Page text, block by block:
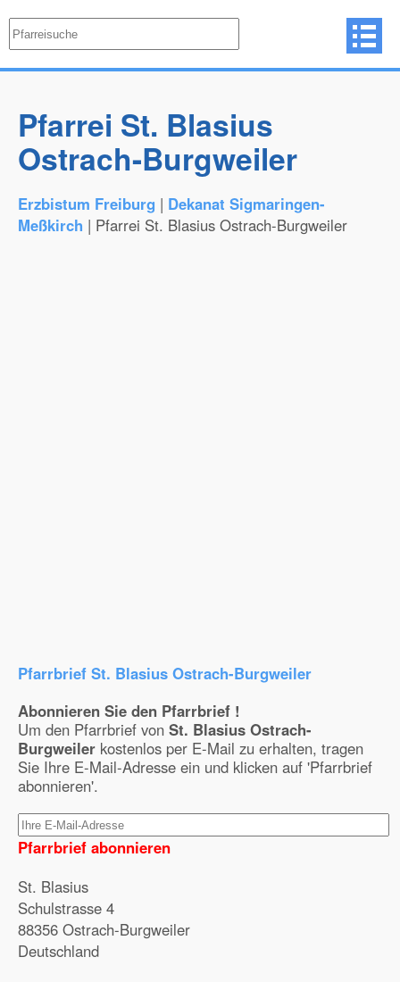
Pfarrei St. Blasius
Ostrach-Burgweiler
Erzbistum Freiburg | Dekanat Sigmaringen-
Meßkirch | Pfarrei St. Blasius Ostrach-Burgweiler
Pfarrbrief St. Blasius Ostrach-Burgweiler
Abonnieren Sie den Pfarrbrief !
Um den Pfarrbrief von St. Blasius Ostrach-
Burgweiler kostenlos per E-Mail zu erhalten, tragen
Sie Ihre E-Mail-Adresse ein und klicken auf 'Pfarrbrief
abonnieren'.
Pfarrbrief abonnieren
St. Blasius
Schulstrasse 4
88356 Ostrach-Burgweiler
Deutschland